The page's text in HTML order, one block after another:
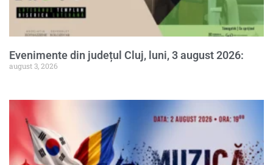
Evenimente din județul Cluj, luni, 3 august 2026:
august 3, 2026